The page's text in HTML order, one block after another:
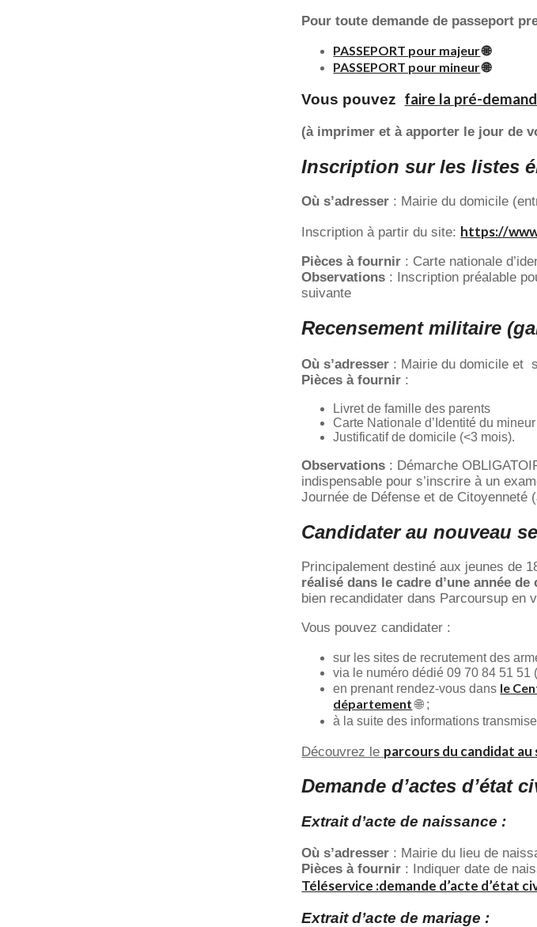
Pour toute demande de passeport
PASSEPORT pour majeur🌐
PASSEPORT pour mineur🌐
Vous pouvez faire la pré-
(à imprimer et à apporter le jour de
Inscription sur les listes
Où s’adresser : Mairie du domicile
Inscription à partir du site: https://
Pièces à fournir : Carte nationale
Observations : Inscription préalable
suivante
Recensement militaire
Où s’adresser : Mairie du domicile et
Pièces à fournir :
Livret de famille des parents
Carte Nationale d’Identité du mineur
Justificatif de domicile (<3 mois).
Observations : Démarche
indispensable pour s’inscrire à un
Journée de Défense et de Citoyenneté
Candidater au nouveau
Principalement destiné aux jeunes de
réalisé dans le cadre d’une année de
bien recandidater dans Parcoursup en
Vous pouvez candidater :
sur les sites de recrutement des
via le numéro dédié 09 70 84 51 51
en prenant rendez-vous dans le
département🌐 ;
à la suite des informations
Découvrez le parcours du candidat
Demande d’actes d’état
Extrait d’acte de naissance :
Où s’adresser : Mairie du lieu de
Pièces à fournir : Indiquer date de
Téléservice :demande d’acte d’état
Extrait d’acte de mariage :